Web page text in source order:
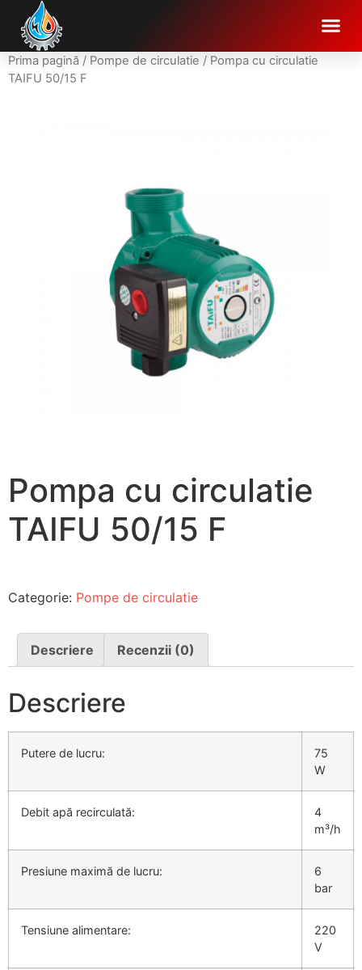
Prima pagină / Pompe de circulatie / Pompa cu circulatie
TAIFU 50/15 F
Pompa cu circulatie
TAIFU 50/15 F
Categorie: Pompe de circulatie
Descriere Recenzii (0)
Descriere
Putere de lucru:
75
W
Debit apă recirculată:
4
m³/h
Presiune maximă de lucru:
6
bar
Tensiune alimentare:
220
V